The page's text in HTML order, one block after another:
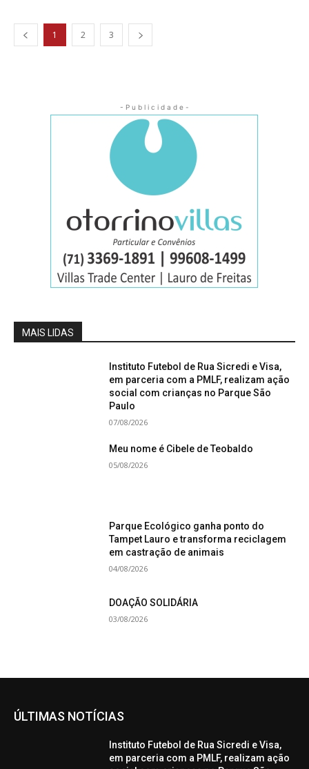
1 2 3
- P u b l i c i d a d e -
MAIS LIDAS
Instituto Futebol de Rua Sicredi e Visa,
em parceria com a PMLF, realizam ação
social com crianças no Parque São
Paulo
07/08/2026
Meu nome é Cibele de Teobaldo
05/08/2026
Parque Ecológico ganha ponto do
Tampet Lauro e transforma reciclagem
em castração de animais
04/08/2026
DOAÇÃO SOLIDÁRIA
03/08/2026
ÚLTIMAS NOTÍCIAS
Instituto Futebol de Rua Sicredi e Visa,
em parceria com a PMLF, realizam ação